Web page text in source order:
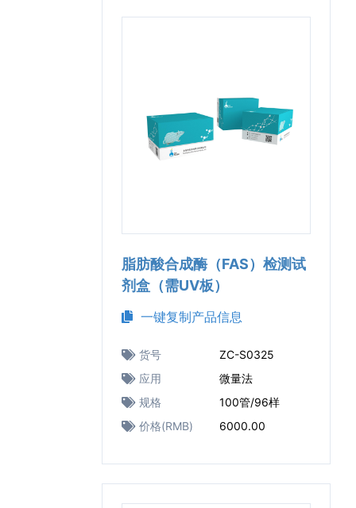
脂肪酸合成酶（FAS）检测试
剂盒（需UV板）
一键复制产品信息
货号
ZC-S0325
应用
微量法
规格
100管/96样
价格(RMB)
6000.00